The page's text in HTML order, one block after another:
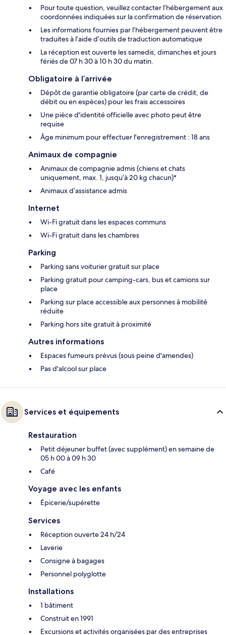
Pour toute question, veuillez contacter l’hébergement aux
coordonnées indiquées sur la confirmation de réservation.
Les informations fournies par l’hébergement peuvent être
traduites à l’aide d’outils de traduction automatique
La réception est ouverte les samedis, dimanches et jours
fériés de 07 h 30 à 10 h 30 du matin.
Obligatoire à l’arrivée
Dépôt de garantie obligatoire (par carte de crédit, de
débit ou en espèces) pour les frais accessoires
Une pièce d'identité officielle avec photo peut être
requise
Âge minimum pour effectuer l'enregistrement : 18 ans
Animaux de compagnie
Animaux de compagnie admis (chiens et chats
uniquement, max. 1, jusqu’à 20 kg chacun)*
Animaux d’assistance admis
Internet
Wi-Fi gratuit dans les espaces communs
Wi-Fi gratuit dans les chambres
Parking
Parking sans voiturier gratuit sur place
Parking gratuit pour camping-cars, bus et camions sur
place
Parking sur place accessible aux personnes à mobilité
réduite
Parking hors site gratuit à proximité
Autres informations
Espaces fumeurs prévus (sous peine d'amendes)
Pas d'alcool sur place
Services et équipements
Restauration
Petit déjeuner buffet (avec supplément) en semaine de
05 h 00 à 09 h 30
Café
Voyage avec les enfants
Épicerie/supérette
Services
Réception ouverte 24 h/24
Laverie
Consigne à bagages
Personnel polyglotte
Installations
1 bâtiment
Construit en 1991
Excursions et activités organisées par des entreprises